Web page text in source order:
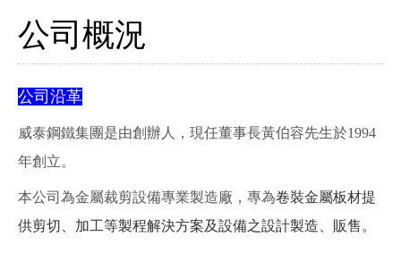
公司概況
公司沿革
威泰鋼鐵集團是由創辦人，現任董事長黃伯容先生於1994
年創立。
本公司為金屬裁剪設備專業製造廠，專為卷裝金屬板材提
供剪切、加工等製程解決方案及設備之設計製造、販售。